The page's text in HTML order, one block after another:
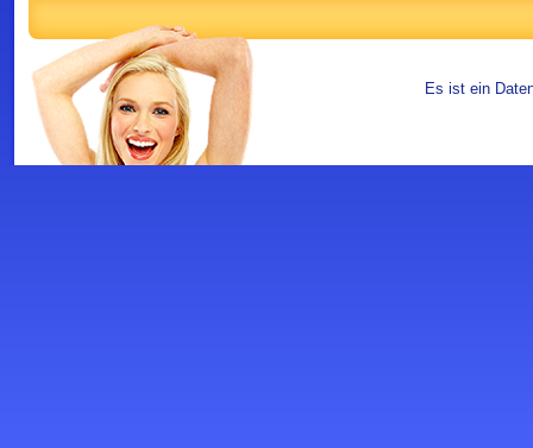
Es ist ein